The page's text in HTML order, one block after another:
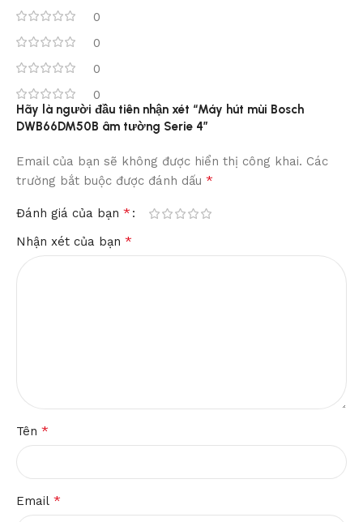
0
0
0
0
Hãy là người đầu tiên nhận xét “Máy hút mùi Bosch
DWB66DM50B âm tường Serie 4”
Email của bạn sẽ không được hiển thị công khai. Các
trường bắt buộc được đánh dấu *
Đánh giá của bạn *
Nhận xét của bạn *
Tên *
Email *